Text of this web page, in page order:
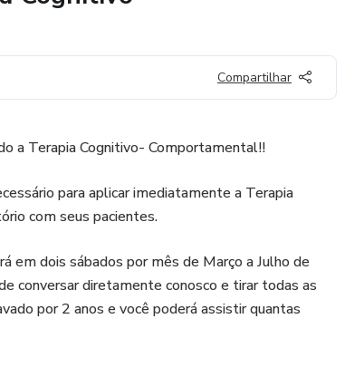
Compartilhar
a Terapia Cognitivo- Comportamental!!
para aplicar imediatamente a Terapia
com seus pacientes.
em dois sábados por mês de Março a Julho de
conversar diretamente conosco e tirar todas as
por 2 anos e você poderá assistir quantas